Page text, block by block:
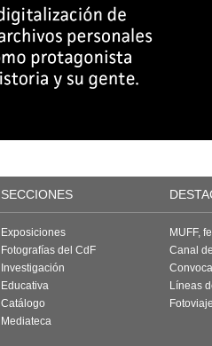
SECCIONES
Exposiciones
Fotografías del CdF
Investigación
Educativa
Catálogo
Mediateca
MUFF,
Canal
Líneas